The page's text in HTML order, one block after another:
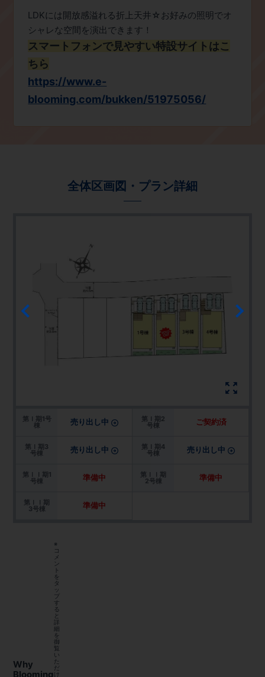
LDKには開放感溢れる折上天井☆お好みの照明でオ
シャレな空間を演出できます！
スマートフォンで見やすい特設サイトはこ
ちら
https://www.e-
blooming.com/bukken/51975056/
全体区画図・プラン詳細
第Ｉ期1号
棟 売り出し中 第Ｉ期2
号棟 ご契約済
第Ｉ期3
号棟 売り出し中 第Ｉ期4
号棟 売り出し中
第ＩＩ期1
号棟 準備中 第ＩＩ期
2号棟 準備中
第ＩＩ期
3号棟 準備中
Why
Blooming
※
コ
メ
ン
ト
を
タ
ッ
プ
す
る
と
詳
細
を
御
覧
い
た
だ
け